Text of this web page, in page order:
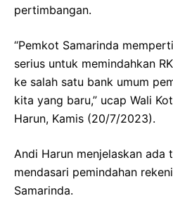
pertimbangan.
“Pemkot Samarinda
serius untuk memindahkan
ke salah satu bank umum
kita yang baru,” ucap Wali
Harun, Kamis (20/7/2023).
Andi Harun menjelaskan ada
mendasari pemindahan
Samarinda.